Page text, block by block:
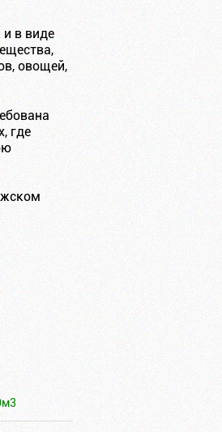
в виде
овощей,
где